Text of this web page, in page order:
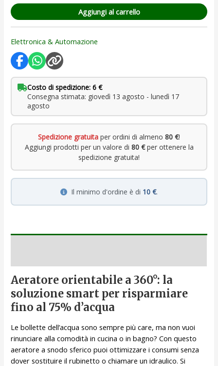
Aggiungi al carrello
Elettronica & Automazione
Costo di spedizione: 6 €
Consegna stimata: giovedì 13 agosto - lunedì 17
agosto
Spedizione gratuita per ordini di almeno 80 €!
Aggiungi prodotti per un valore di 80 €per ottenere la
spedizione gratuita!
Il minimo d'ordine è di 10 €.
Aeratore orientabile a 360°: la
soluzione smart per risparmiare
fino al 75% d’acqua
Le bollette dell’acqua sono sempre più care, ma non vuoi
rinunciare alla comodità in cucina o in bagno? Con questo
aeratore a snodo sferico puoi ottimizzare i consumi senza
dover sostituire il rubinetto o chiamare un idraulico. Si